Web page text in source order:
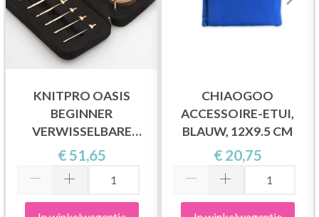
KNITPRO OASIS
BEGINNER
VERWISSELBARE
HAAKNAALDENSET
€ 51,65
CHIAOGOO
ACCESSOIRE-ETUI,
BLAUW, 12X9.5 CM
€ 20,75